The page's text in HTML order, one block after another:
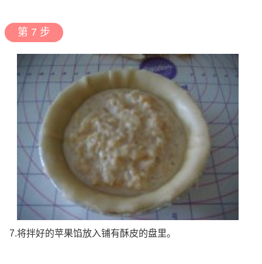
第 7 步
7.将拌好的苹果馅放入铺有酥皮的盘里。